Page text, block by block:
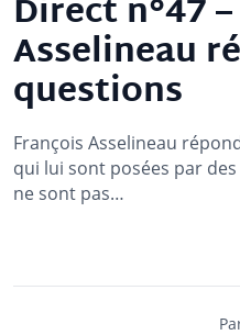
Direct n°47
Asselineau
questions
François Asselineau
qui lui sont posées par
ne sont pas…